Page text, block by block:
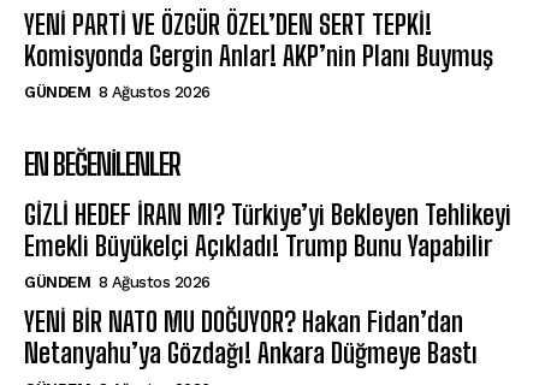
YENİ PARTİ VE ÖZGÜR ÖZEL’DEN SERT TEPKİ!
Komisyonda Gergin Anlar! AKP’nin Planı Buymuş
GÜNDEM 8 Ağustos 2026
EN BEĞENILENLER
GİZLİ HEDEF İRAN MI? Türkiye’yi Bekleyen Tehlikeyi
Emekli Büyükelçi Açıkladı! Trump Bunu Yapabilir
GÜNDEM 8 Ağustos 2026
YENİ BİR NATO MU DOĞUYOR? Hakan Fidan’dan
Netanyahu’ya Gözdağı! Ankara Düğmeye Bastı